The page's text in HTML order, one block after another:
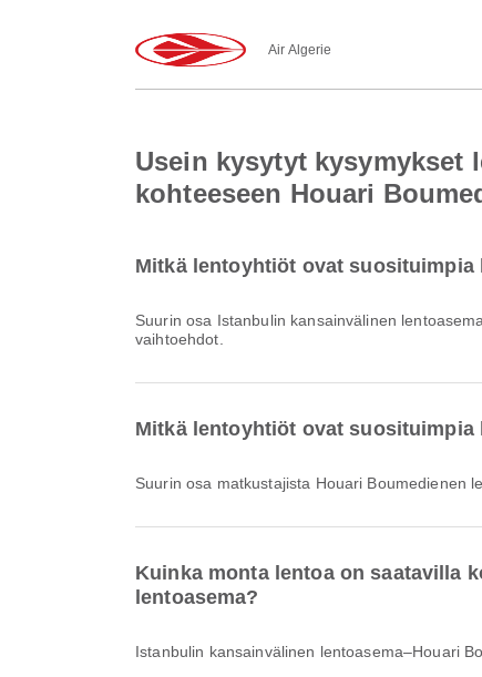
Air Algerie
Usein kysytyt kysymykset
kohteeseen Houari
Mitkä lentoyhtiöt ovat
Suurin osa Istanbulin kansainvälinen
vaihtoehdot.
Mitkä lentoyhtiöt ovat suosituimpia
Suurin osa matkustajista Houari Boumedienen
Kuinka monta lentoa on saatavilla
lentoasema?
Istanbulin kansainvälinen lentoasema–Houari